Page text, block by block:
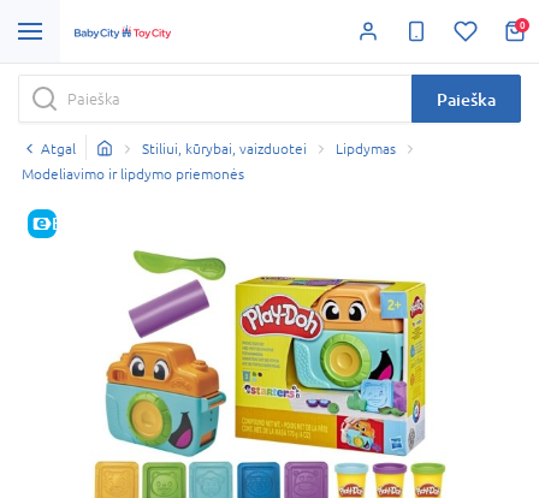
0
Paieška
Atgal Stiliui, kūrybai, vaizduotei
Lipdymas
Modeliavimo ir lipdymo priemonės
E-KAINA